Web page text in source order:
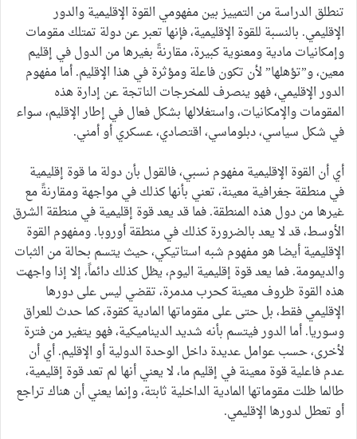
تنطلق الدراسة من التمييز بين مفهومي القوة الإقليمية والدور
الإقليمي. بالنسبة للقوة الإقليمية، فإنها تعبر عن دولة تمتلك مقومات
وإمكانيات مادية ومعنوية كبيرة، مقارنةً بغيرها من الدول في إقليم
معين، و”تؤهلها” لأن تكون فاعلة ومؤثرة في هذا الإقليم. أما مفهوم
الدور الإقليمي، فهو ينصرف للمخرجات الناتجة عن إدارة هذه
المقومات والإمكانيات، واستغلالها بشكل فعال في إطار الإقليم، سواء
في شكل سياسي، دبلوماسي، اقتصادي، عسكري أو أمني.
أي أن القوة الإقليمية مفهوم نسبي، فالقول بأن دولة ما قوة إقليمية
في منطقة جغرافية معينة، تعني بأنها كذلك في مواجهة ومقارنةً مع
غيرها من دول هذه المنطقة. فما قد يعد قوة إقليمية في منطقة الشرق
الأوسط، قد لا يعد بالضرورة كذلك في منطقة أوروبا. ومفهوم القوة
الإقليمية أيضا هو مفهوم شبه استاتيكي، حيث يتسم بحالة من الثبات
والديمومة. فما يعد قوة إقليمية اليوم، يظل كذلك دائماً، إلا إذا واجهت
هذه القوة ظروف معينة كحرب مدمرة، تقضي ليس على دورها
الإقليمي فقط، بل حتى على مقوماتها المادية كقوة، كما حدث للعراق
وسوريا. أما الدور فيتسم بأنه شديد الديناميكية، فهو يتغير من فترة
لأخرى، حسب عوامل عديدة داخل الوحدة الدولية أو الإقليم. أي أن
عدم فاعلية قوة معينة في إقليم ما، لا يعني أنها لم تعد قوة إقليمية،
طالما ظلت مقوماتها المادية الداخلية ثابتة، وإنما يعني أن هناك تراجع
أو تعطل لدورها الإقليمي.